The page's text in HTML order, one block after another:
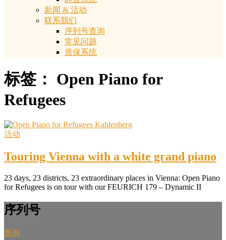
新闻 & 活动
联系我们
序列号查询
常见问题
质保系统
标签： Open Piano for
Refugees
活动
Touring Vienna with a white grand piano
23 days, 23 districts, 23 extraordinary places in Vienna: Open Piano
for Refugees is on tour with our FEURICH 179 – Dynamic II
序列号
查询